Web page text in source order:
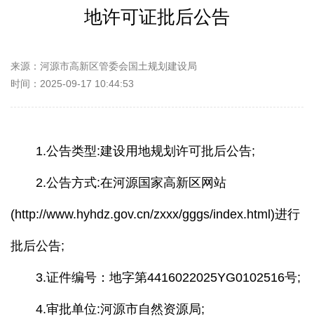
地许可证批后公告
来源：河源市高新区管委会国土规划建设局
时间：2025-09-17 10:44:53
1.公告类型:建设用地规划许可批后公告;
2.公告方式:在河源国家高新区网站
(http://www.hyhdz.gov.cn/zxxx/gggs/index.html)进行
批后公告;
3.证件编号：地字第4416022025YG0102516号;
4.审批单位:河源市自然资源局;